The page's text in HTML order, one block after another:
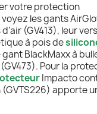
votre protection
les gants
(GV413), leur
à pois de
gant BlackMaxx à
(GV473). Pour la
Impacto
apporte